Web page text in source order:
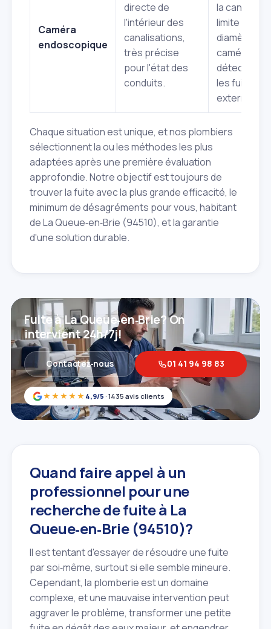
Caméra
endoscopique
directe de
l'intérieur des
canalisations,
très précise
pour l'état des
conduits.
la
limite au
diamètre de
caméra, ne
détecte pas
les fuites
externes.
Chaque situation est unique, et nos plombiers
sélectionnent la ou les méthodes les plus
adaptées après une première évaluation
approfondie. Notre objectif est toujours de
trouver la fuite avec la plus grande efficacité, le
minimum de désagréments pour vous, habitant
de La Queue‑en‑Brie (94510), et la garantie
d'une solution durable.
★★★★★ 4,9/5 · 1435 avis clients
Fuite à La Queue‑en‑Brie? On
intervient 24h/7j!
Contactez‑nous 01 41 94 98 83
Quand faire appel à un
professionnel pour une
recherche de fuite à La
Queue‑en‑Brie (94510)?
Il est tentant d'essayer de résoudre une fuite
par soi‑même, surtout si elle semble mineure.
Cependant, la plomberie est un domaine
complexe, et une mauvaise intervention peut
aggraver le problème, transformer une petite